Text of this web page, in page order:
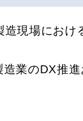
現場にお
業のDX推